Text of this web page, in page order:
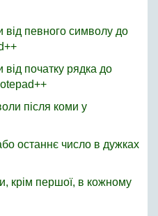
певного символу до
початку рядка до
після коми у
останнє число в дужках
крім першої, в кожному